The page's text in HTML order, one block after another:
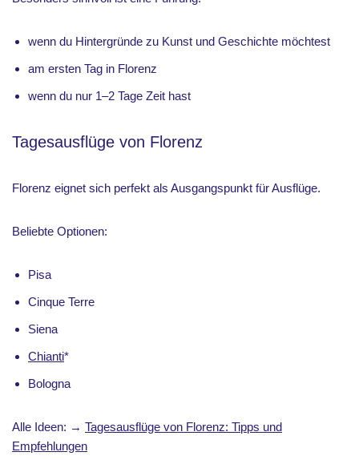
wenn du Hintergründe zu Kunst und Geschichte möchtest
am ersten Tag in Florenz
wenn du nur 1–2 Tage Zeit hast
Tagesausflüge von Florenz
Florenz eignet sich perfekt als Ausgangspunkt für Ausflüge.
Beliebte Optionen:
Pisa
Cinque Terre
Siena
Chianti*
Bologna
Alle Ideen: → Tagesausflüge von Florenz: Tipps und
Empfehlungen